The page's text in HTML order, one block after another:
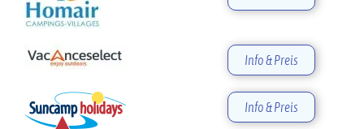
Info & Preis
Info & Preis